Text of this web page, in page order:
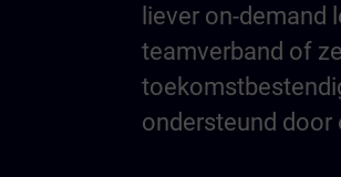
liever on-
teamverband of
ondersteund door